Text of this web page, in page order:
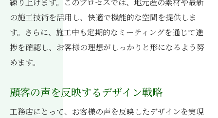
練り上げます。このプロセスでは、地元産の素材や最新
の施工技術を活用し、快適で機能的な空間を提供しま
す。さらに、施工中も定期的なミーティングを通じて進
捗を確認し、お客様の理想がしっかりと形になるよう努
めます。
顧客の声を反映するデザイン戦略
工務店にとって、お客様の声を反映したデザインを実現